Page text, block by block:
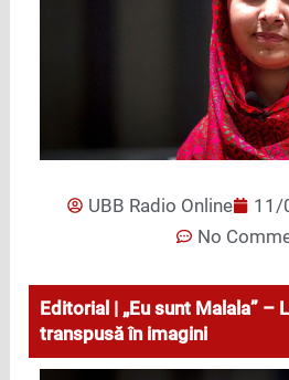
UBB Radio Online 11/
No
Editorial | „Eu sunt Malala” –
transpusă în imagini